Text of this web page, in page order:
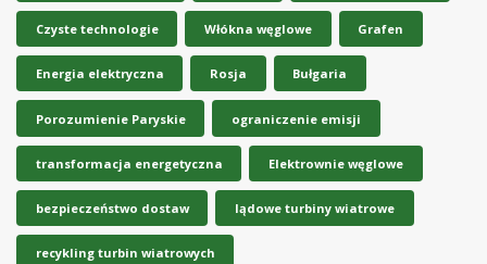
Czyste technologie Włókna węglowe Grafen
Energia elektryczna Rosja Bułgaria
Porozumienie Paryskie ograniczenie emisji
transformacja energetyczna Elektrownie węglowe
bezpieczeństwo dostaw lądowe turbiny wiatrowe
recykling turbin wiatrowych